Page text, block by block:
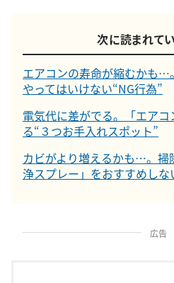
次に読まれて
エアコンの寿命が縮むかも…
やってはいけない“NG行為”
電気代に差がでる。「エア
る“３つお手入れスポット”
カビがより増えるかも…。掃
浄スプレー」をおすすめしな
広告